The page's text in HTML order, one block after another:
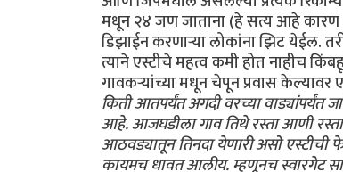
मधून २४ जण जाताना (हे सत्य आहे कारण
डिझाईन करणार्‍या लोकांना झिट येईल.
त्याने एस्टीचे महत्व कमी होत नाहीच
गावकर्‍यांच्या मधून चेपून प्रवास केल्यावर
किती आतपर्यंत अगदी वरच्या वाड्यांपर्यंत
आहे. आजघडीला गाव तिथे रस्ता आणी
आठवड्यातून तिनदा येणारी असो एस्टीची
कायमच धावत आलीय. म्हणूनच स्वारगेट